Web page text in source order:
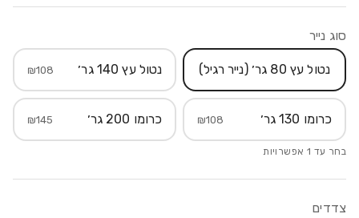
סוג נייר
נטול עץ 80 גר׳ (נייר רגיל) נטול עץ 140 גר׳ ₪108
כרומו 130 גר׳ ₪108 כרומו 200 גר׳ ₪145
בחר עד 1 אפשרויות
צדדים